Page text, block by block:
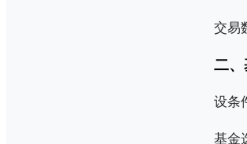
交易
二
设条
基金